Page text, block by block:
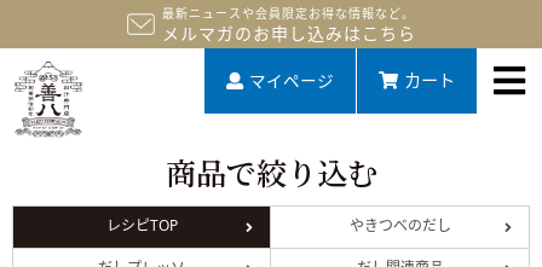
最新ニュースや会員限定お得な情報など。
メルマガのお申し込みはこちら
マイページ カート
商品で絞り込む
レシピTOP やきつべのだし